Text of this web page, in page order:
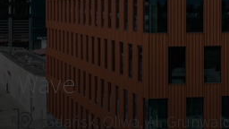
Wave
Gdańsk, Oliwa, Al.